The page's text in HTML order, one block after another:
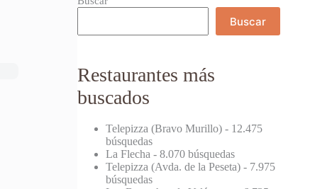
Buscar
Restaurantes más
buscados
Telepizza (Bravo Murillo) - 12.475
búsquedas
La Flecha - 8.070 búsquedas
Telepizza (Avda. de la Peseta) - 7.975
búsquedas